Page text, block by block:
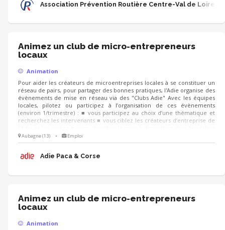
Association Prévention Routière Centre-Val de Loire
Animez un club de micro-entrepreneurs
locaux
Animation
Pour aider les créateurs de microentreprises locales à se constituer un
réseau de pairs, pour partager des bonnes pratiques, l'Adie organise des
évènements de mise en réseau via des "Clubs Adie" Avec les équipes
locales, pilotez ou participez à l’organisation de ces évènements
(environ 1/trimestre) : ■ vous participez au choix d’une thématique et
recherchez les intervenants ■ vous ciblez les créateurs d’entreprise de
un partenaire, un client...) et préparez la logistique LE JOUR J, vous
pouvez co-animer les échanges, recueillir la satisfaction et les attentes
Aubagne (13) • Emploi
Adie Paca & Corse
Animez un club de micro-entrepreneurs
locaux
Animation